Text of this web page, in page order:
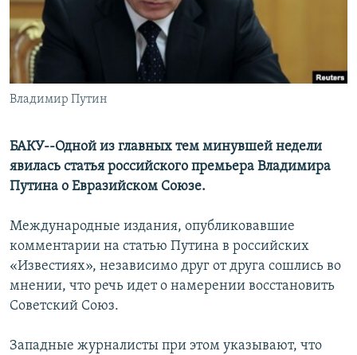
СПОРТ
МИР
БЛОГИ
ГОЛОСА
ЧИТАЕМ ПРЕССУ
АРХИВ РАДИОПРОГРАММЫ
Все сайты РСЕ/РС
Владимир Путин
БАКУ--Одной из главных тем минувшей недели
явилась статья российского премьера Владимира
Путина о Евразийском Союзе.
Международные издания, опубликовавшие
комментарии на статью Путина в российских
«Известиях», независимо друг от друга сошлись во
мнении, что речь идет о намерении восстановить
Советский Союз.
Западные журналисты при этом указывают, что